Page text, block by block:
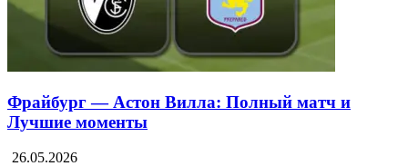
Фрайбург — Астон Вилла: Полный матч и
Лучшие моменты
26.05.2026